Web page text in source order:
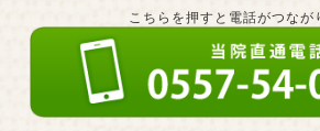
こちらを押すと電話がつなが